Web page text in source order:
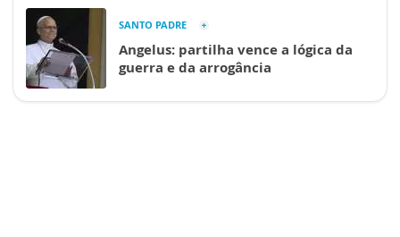
SANTO PADRE
Angelus: partilha vence a lógica da
guerra e da arrogância